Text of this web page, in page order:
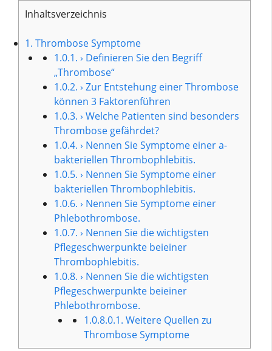
Inhaltsverzeichnis
1. Thrombose Symptome
1.0.1. › Definieren Sie den Begriff
„Thrombose“
1.0.2. › Zur Entstehung einer Thrombose
können 3 Faktorenführen
1.0.3. › Welche Patienten sind besonders
Thrombose gefährdet?
1.0.4. › Nennen Sie Symptome einer a-
bakteriellen Thrombophlebitis.
1.0.5. › Nennen Sie Symptome einer
bakteriellen Thrombophlebitis.
1.0.6. › Nennen Sie Symptome einer
Phlebothrombose.
1.0.7. › Nennen Sie die wichtigsten
Pflegeschwerpunkte beieiner
Thrombophlebitis.
1.0.8. › Nennen Sie die wichtigsten
Pflegeschwerpunkte beieiner
Phlebothrombose.
1.0.8.0.1. Weitere Quellen zu
Thrombose Symptome